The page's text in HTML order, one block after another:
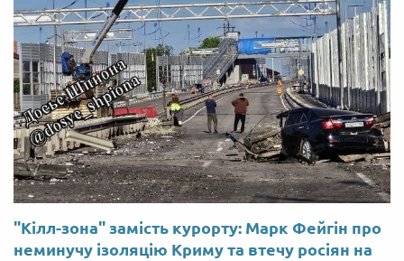
"Кілл-зона" замість курорту: Марк Фейгін про
неминучу ізоляцію Криму та втечу росіян на